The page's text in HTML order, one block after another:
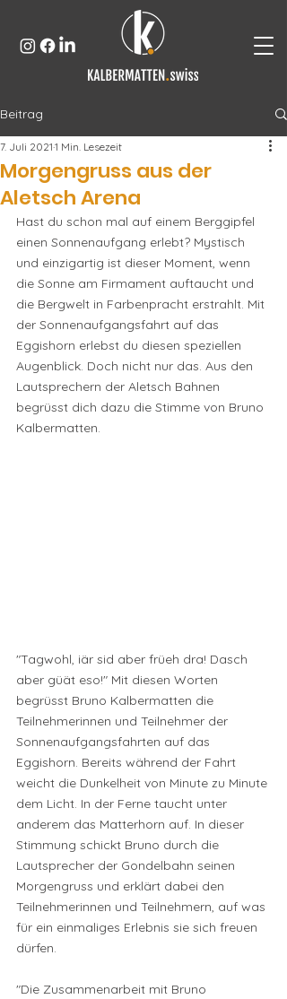
Beitrag
Morgengruss aus der
Aletsch Arena
7. Juli 2021 1 Min. Lesezeit
Hast du schon mal auf einem Berggipfel
einen Sonnenaufgang erlebt? Mystisch
und einzigartig ist dieser Moment, wenn
die Sonne am Firmament auftaucht und
die Bergwelt in Farbenpracht erstrahlt. Mit
der Sonnenaufgangsfahrt auf das
Eggishorn erlebst du diesen speziellen
Augenblick. Doch nicht nur das. Aus den
Lautsprechern der Aletsch Bahnen
begrüsst dich dazu die Stimme von Bruno
Kalbermatten.
"Tagwohl, iär sid aber früeh dra! Dasch
aber güät eso!" Mit diesen Worten
begrüsst Bruno Kalbermatten die
Teilnehmerinnen und Teilnehmer der
Sonnenaufgangsfahrten auf das
Eggishorn. Bereits während der Fahrt
weicht die Dunkelheit von Minute zu Minute
dem Licht. In der Ferne taucht unter
anderem das Matterhorn auf. In dieser
Stimmung schickt Bruno durch die
Lautsprecher der Gondelbahn seinen
Morgengruss und erklärt dabei den
Teilnehmerinnen und Teilnehmern, auf was
für ein einmaliges Erlebnis sie sich freuen
dürfen.
"Die Zusammenarbeit mit Bruno